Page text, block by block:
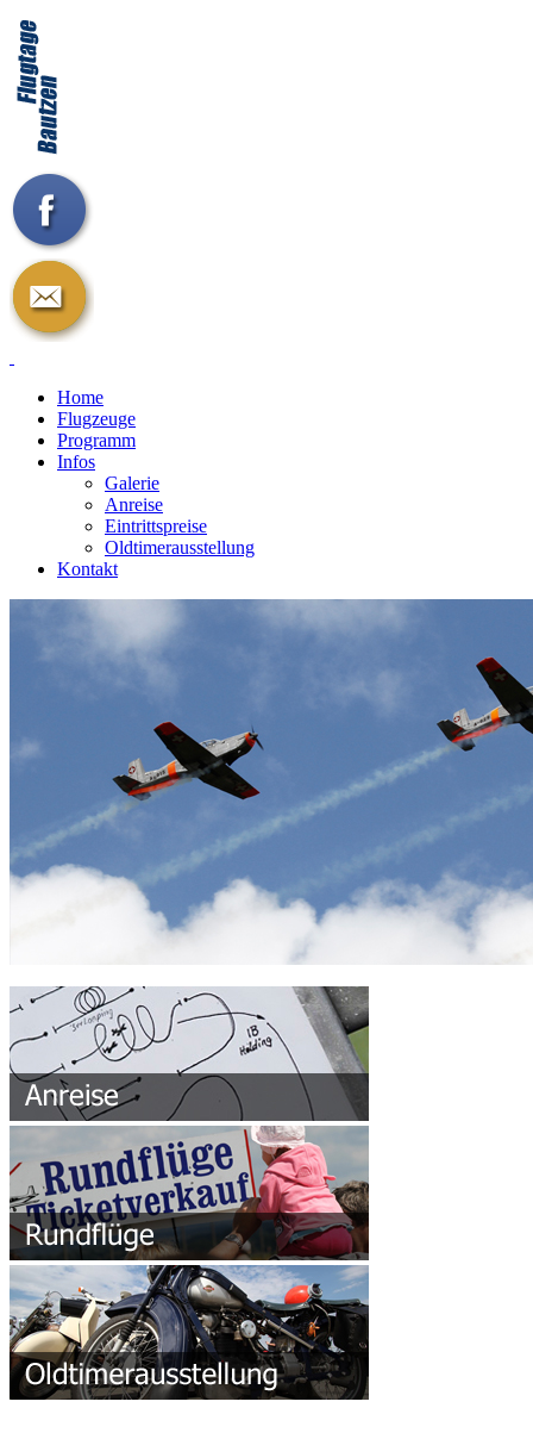
Home
Flugzeuge
Programm
Infos
Galerie
Anreise
Eintrittspreise
Oldtimerausstellung
Kontakt